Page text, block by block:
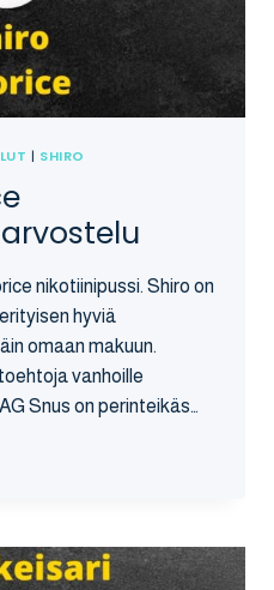
| SHIRO
nikotiinipussi. Shiro on
hyviä
omaan makuun.
vanhoille
Snus on perinteikäs…